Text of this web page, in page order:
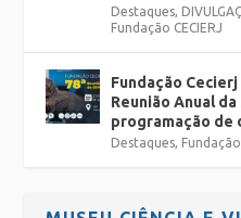
Destaques,
Fundação CECIERJ
Fundação
Reunião Anual da
programação de
Destaques, Fundação